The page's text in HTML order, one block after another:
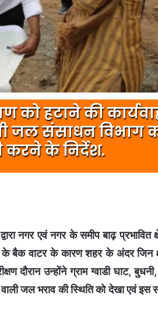
हटाने की
जल संसाधन विभाग
के निर्देश.
नगर एवं नगर के समीप बाढ़ प्रभावित
के बैक वाटर के कारण शहर के अंदर जिन
दौरान उन्होंने ग्राम ग्वाडी घाट,
जल भराव की स्थिति को देखा एवं इस